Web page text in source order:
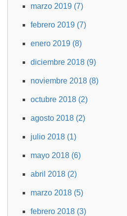
marzo 2019 (7)
febrero 2019 (7)
enero 2019 (8)
diciembre 2018 (9)
noviembre 2018 (8)
octubre 2018 (2)
agosto 2018 (2)
julio 2018 (1)
mayo 2018 (6)
abril 2018 (2)
marzo 2018 (5)
febrero 2018 (3)